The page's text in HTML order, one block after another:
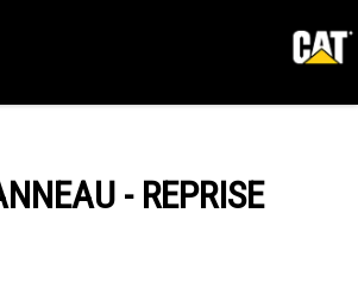
- REPRISE